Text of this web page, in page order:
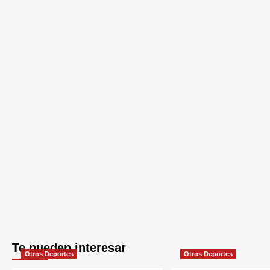
Te pueden interesar
Otros Deportes Otros Deportes